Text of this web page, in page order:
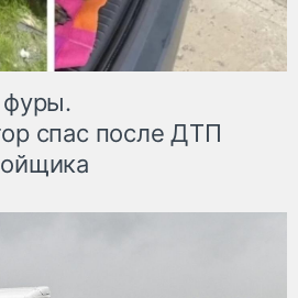
фуры.
спас после ДТП